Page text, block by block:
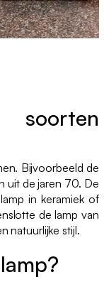
Bijvoorbeeld de
uit de jaren 70. De
in keramiek of
de lamp van
natuurlijke stijl.